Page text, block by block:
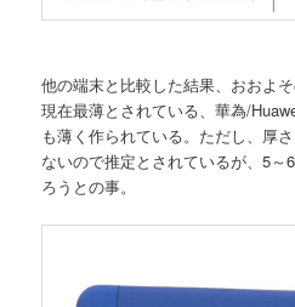
他の端末と比較した結果、おおよ
現在最薄とされている、華為/
も薄く作られている。ただし、厚
ないので推定とされているが、5
ろうとの事。